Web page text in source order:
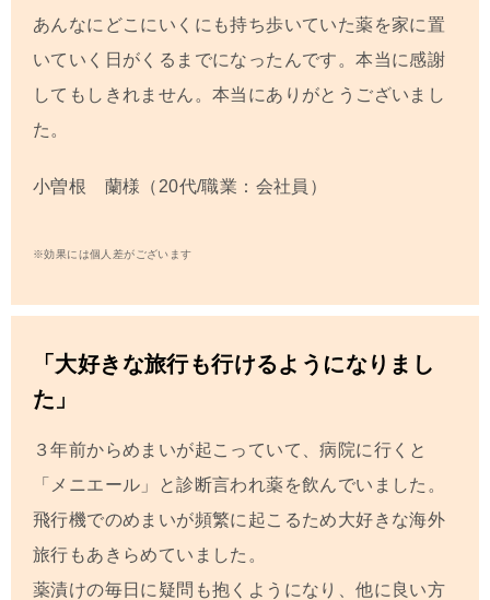
あんなにどこにいくにも持ち歩いていた薬を家に置
いていく日がくるまでになったんです。本当に感謝
してもしきれません。本当にありがとうございまし
た。
小曽根 蘭様（20代/職業：会社員）
※効果には個人差がございます
「大好きな旅行も行けるようになりまし
た」
３年前からめまいが起こっていて、病院に行くと
「メニエール」と診断言われ薬を飲んでいました。
飛行機でのめまいが頻繁に起こるため大好きな海外
旅行もあきらめていました。
薬漬けの毎日に疑問も抱くようになり、他に良い方